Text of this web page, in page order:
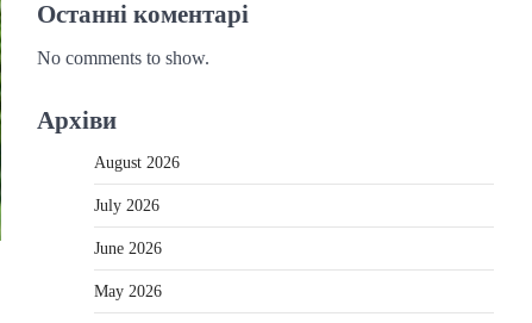
Останні коментарі
No comments to show.
Архіви
August 2026
July 2026
June 2026
May 2026